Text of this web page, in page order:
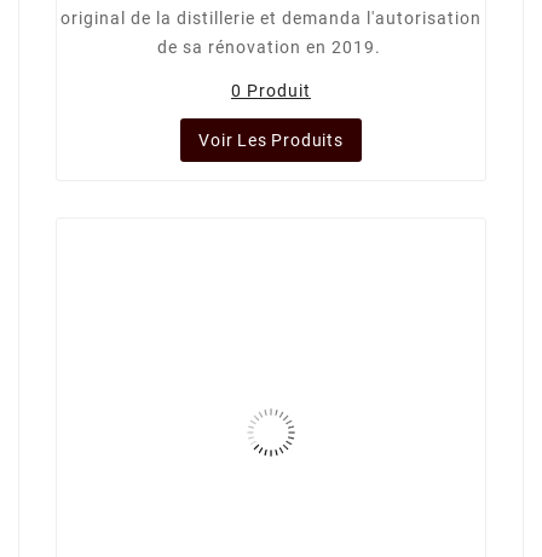
original de la distillerie et demanda l'autorisation
de sa rénovation en 2019.
0 Produit
Voir Les Produits